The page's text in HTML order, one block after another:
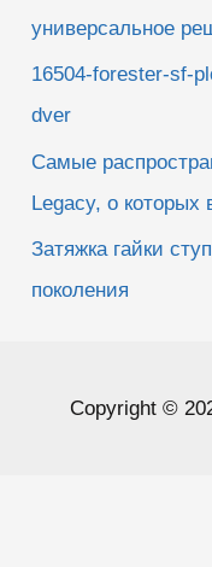
универсальное
16504-forester-sf-
dver
Самые
Legacy, о которых
Затяжка гайки
поколения
Copyright ©